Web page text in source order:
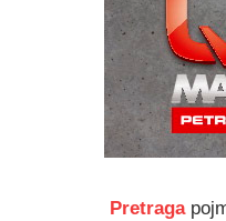
Pretraga